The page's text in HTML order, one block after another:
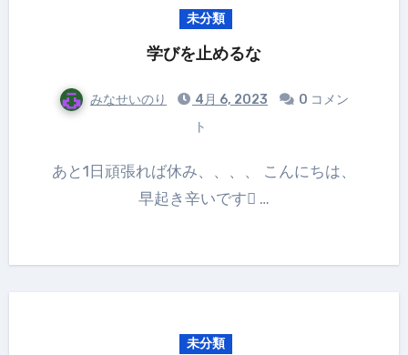
未分類
学びを止めるな
みなせいのり 4月 6, 2023
0 コメン
ト
あと1日頑張れば休み、、、、 こんにちは、
早起き辛いです …
未分類